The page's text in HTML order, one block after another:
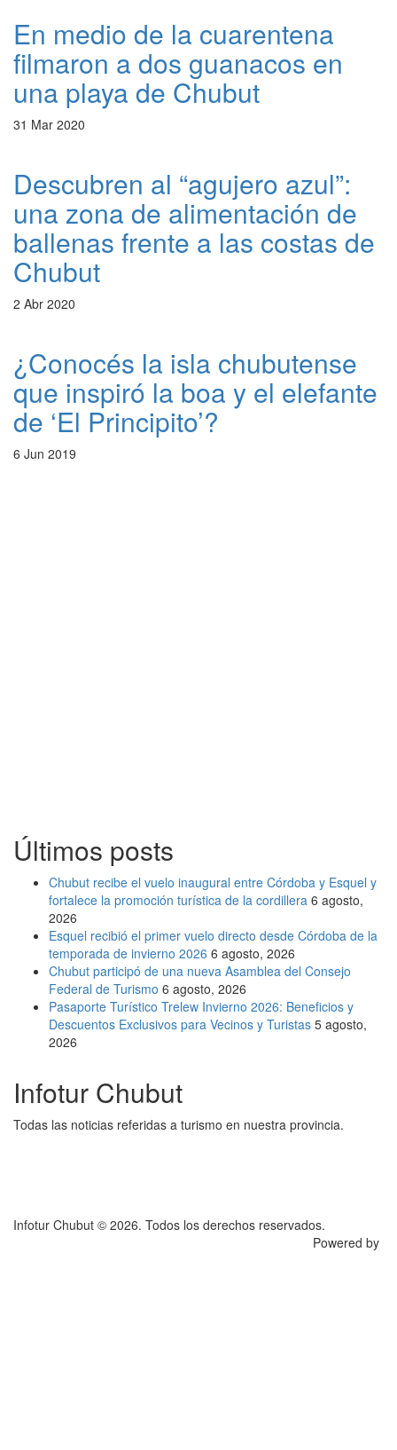
En medio de la cuarentena
filmaron a dos guanacos en
una playa de Chubut
31 Mar 2020
Descubren al “agujero azul”:
una zona de alimentación de
ballenas frente a las costas de
Chubut
2 Abr 2020
¿Conocés la isla chubutense
que inspiró la boa y el elefante
de ‘El Principito’?
6 Jun 2019
Últimos posts
Chubut recibe el vuelo inaugural entre Córdoba y Esquel y
fortalece la promoción turística de la cordillera 6 agosto,
2026
Esquel recibió el primer vuelo directo desde Córdoba de la
temporada de invierno 2026 6 agosto, 2026
Chubut participó de una nueva Asamblea del Consejo
Federal de Turismo 6 agosto, 2026
Pasaporte Turístico Trelew Invierno 2026: Beneficios y
Descuentos Exclusivos para Vecinos y Turistas 5 agosto,
2026
Infotur Chubut
Todas las noticias referidas a turismo en nuestra provincia.
Infotur Chubut © 2026. Todos los derechos reservados.
Powered by